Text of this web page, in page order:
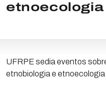
etnoecologia
UFRPE sedia eventos
etnobiologia e etnoecologia